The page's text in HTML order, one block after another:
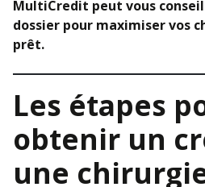
MultiCredit peut vous
dossier pour maximiser vos
prêt.
Les étapes
obtenir un
une